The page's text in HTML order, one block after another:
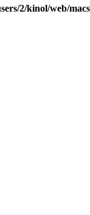
2/kinol/web/